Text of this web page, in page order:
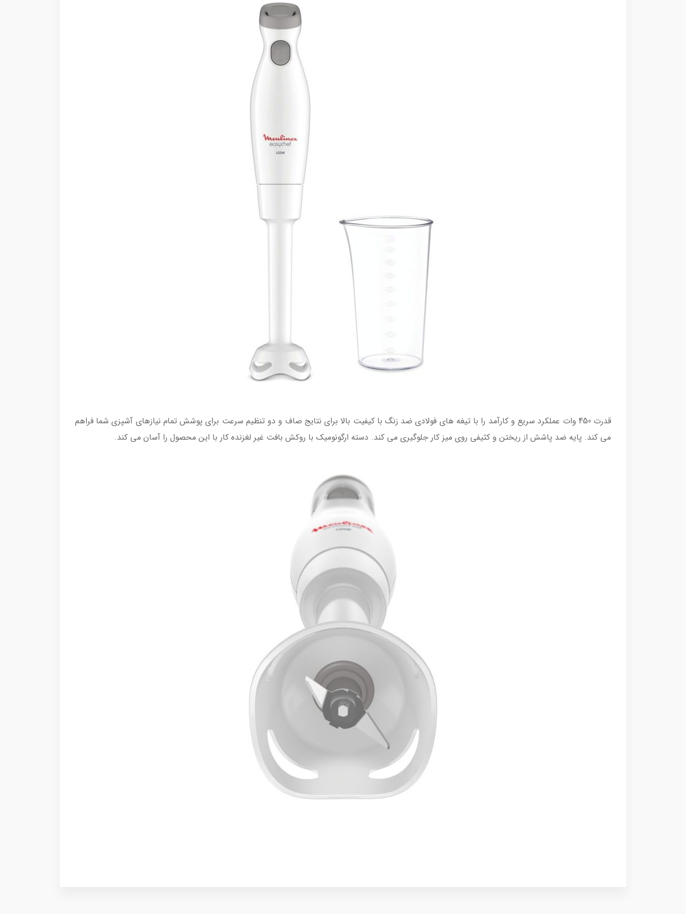
قدرت 450 وات عملکرد سریع و کارآمد را با تیغه های فولادی ضد زنگ با کیفیت بالا برای نتایج صاف و دو تنظیم سرعت برای پوشش تمام نیازهای آشپزی شما فراهم
می کند. پایه ضد پاشش از ریختن و کثیفی روی میز کار جلوگیری می کند. دسته ارگونومیک با روکش بافت غیر لغزنده کار با این محصول را آسان می کند.